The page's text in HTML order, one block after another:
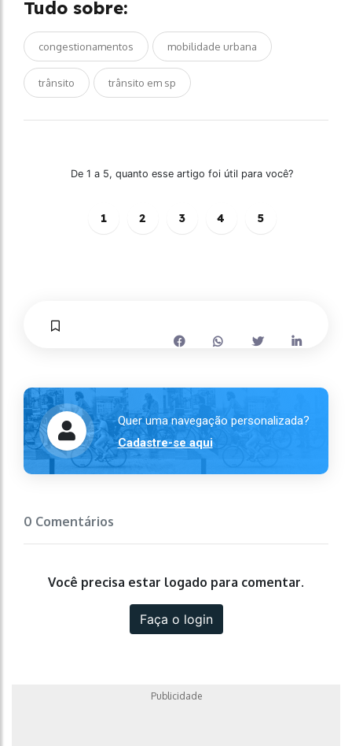
Tudo sobre:
congestionamentos mobilidade urbana
trânsito trânsito em sp
De 1 a 5, quanto esse artigo foi útil para você?
1 2 3 4 5
Quer uma navegação personalizada?
Cadastre-se aqui
0 Comentários
Você precisa estar logado para comentar.
Faça o login
Publicidade